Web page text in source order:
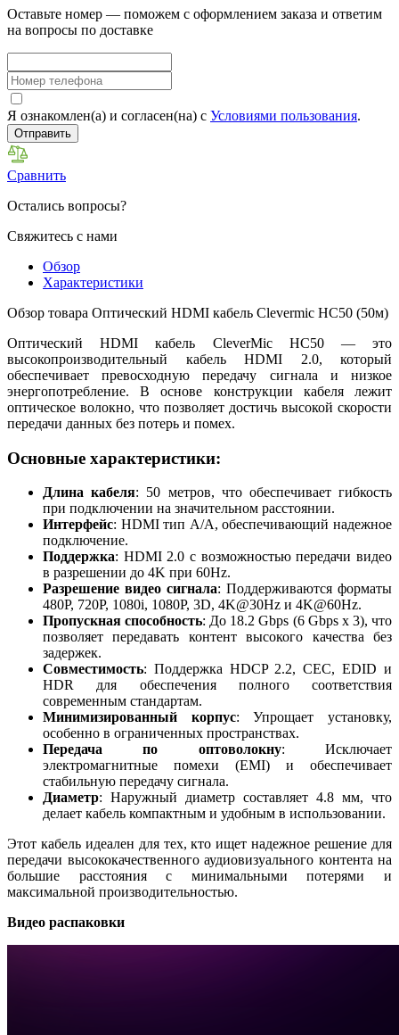
Оставьте номер — поможем с оформлением заказа и ответим
на вопросы по доставке
Я ознакомлен(а) и согласен(на) с Условиями пользования.
Отправить
Сравнить
Остались вопросы?
Свяжитесь с нами
Обзор
Характеристики
Обзор товара Оптический HDMI кабель Clevermic HC50 (50м)
Оптический HDMI кабель CleverMic HC50 — это
высокопроизводительный кабель HDMI 2.0, который
обеспечивает превосходную передачу сигнала и низкое
энергопотребление. В основе конструкции кабеля лежит
оптическое волокно, что позволяет достичь высокой скорости
передачи данных без потерь и помех.
Основные характеристики:
Длина кабеля: 50 метров, что обеспечивает гибкость
при подключении на значительном расстоянии.
Интерфейс: HDMI тип A/A, обеспечивающий надежное
подключение.
Поддержка: HDMI 2.0 с возможностью передачи видео
в разрешении до 4K при 60Hz.
Разрешение видео сигнала: Поддерживаются форматы
480P, 720P, 1080i, 1080P, 3D, 4K@30Hz и 4K@60Hz.
Пропускная способность: До 18.2 Gbps (6 Gbps x 3), что
позволяет передавать контент высокого качества без
задержек.
Совместимость: Поддержка HDCP 2.2, CEC, EDID и
HDR для обеспечения полного соответствия
современным стандартам.
Минимизированный корпус: Упрощает установку,
особенно в ограниченных пространствах.
Передача по оптоволокну: Исключает
электромагнитные помехи (EMI) и обеспечивает
стабильную передачу сигнала.
Диаметр: Наружный диаметр составляет 4.8 мм, что
делает кабель компактным и удобным в использовании.
Этот кабель идеален для тех, кто ищет надежное решение для
передачи высококачественного аудиовизуального контента на
большие расстояния с минимальными потерями и
максимальной производительностью.
Видео распаковки